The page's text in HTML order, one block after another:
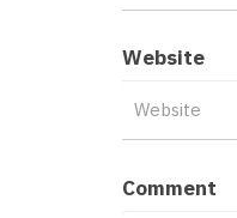
Website
Comment